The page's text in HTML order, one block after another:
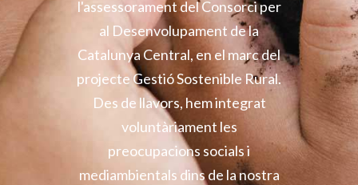
l'assessorament del Consorci per
al Desenvolupament de la
Catalunya Central, en el marc del
projecte Gestió Sostenible Rural.
Des de llavors, hem integrat
voluntàriament les
preocupacions socials i
mediambientals dins de la nostra